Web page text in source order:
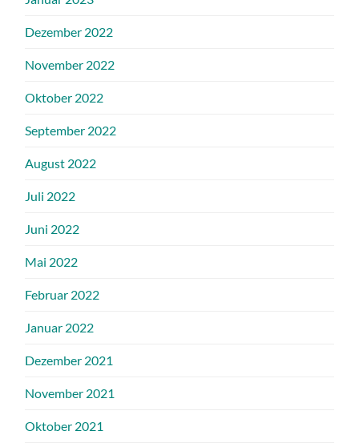
Dezember 2022
November 2022
Oktober 2022
September 2022
August 2022
Juli 2022
Juni 2022
Mai 2022
Februar 2022
Januar 2022
Dezember 2021
November 2021
Oktober 2021